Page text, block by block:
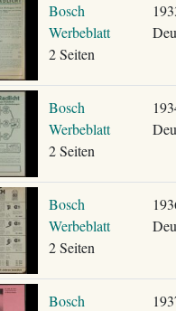
Bosch
Werbeblatt
2 Seiten
Bosch
Werbeblatt
2 Seiten
Bosch
Werbeblatt
2 Seiten
Bosch